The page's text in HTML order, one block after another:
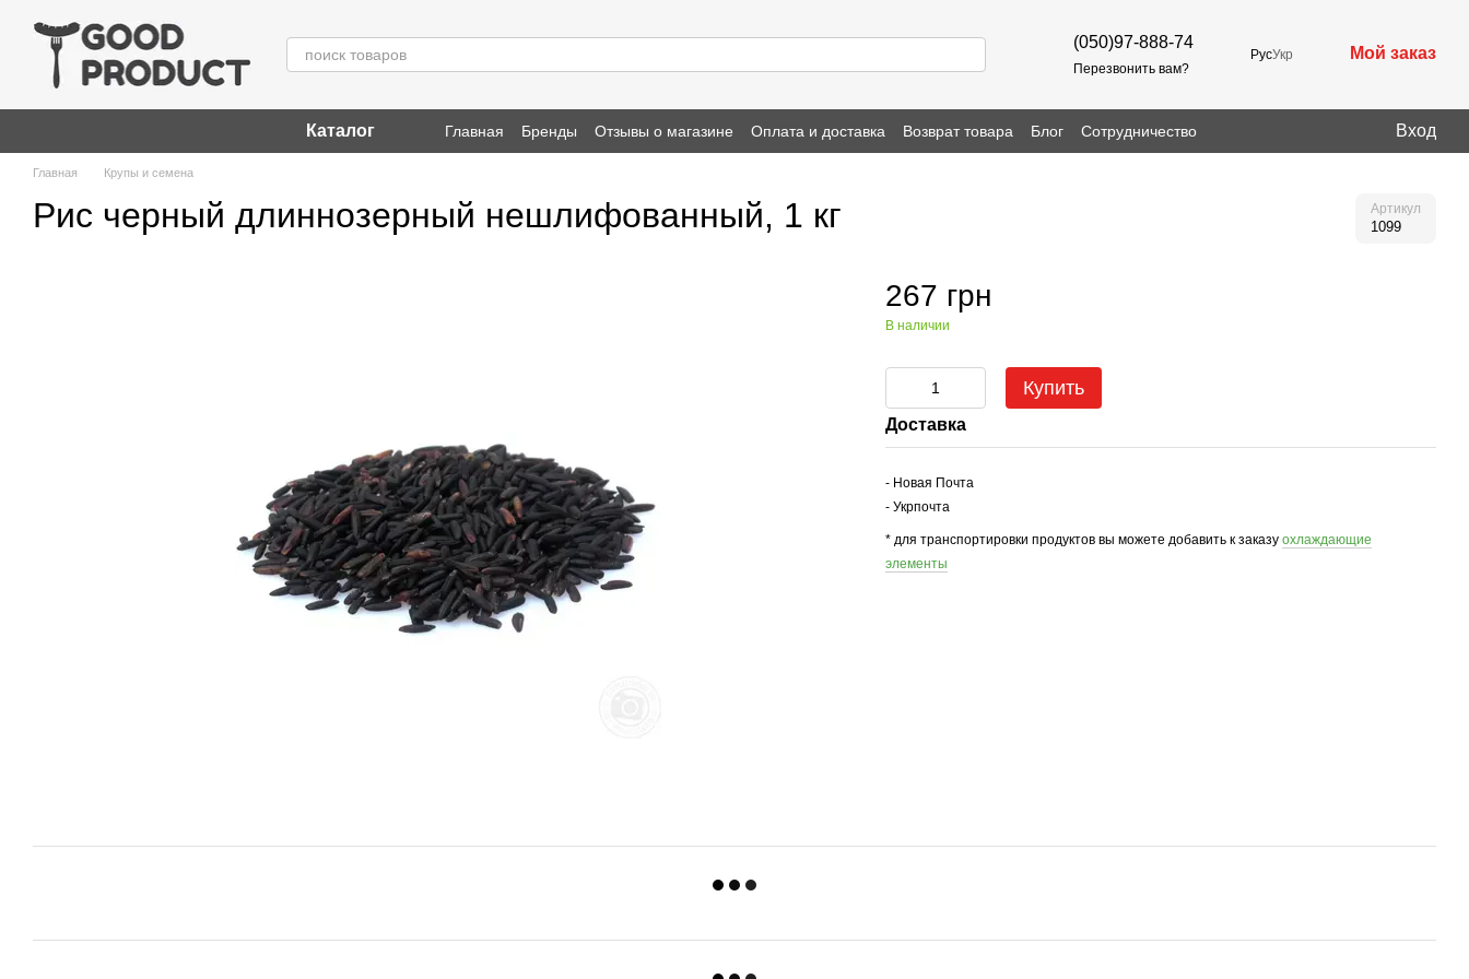
(050)97-888-74
Перезвонить вам?
РусУкр Мой заказ
Каталог Главная Бренды Отзывы о магазине Оплата и доставка Возврат товара Блог Сотрудничество Вход
Главная Крупы и семена
Рис черный длиннозерный нешлифованный, 1 кг Артикул
1099
267 грн
В наличии
Купить
Доставка
- Новая Почта
- Укрпочта
* для транспортировки продуктов вы можете добавить к заказуохлаждающие
элементы